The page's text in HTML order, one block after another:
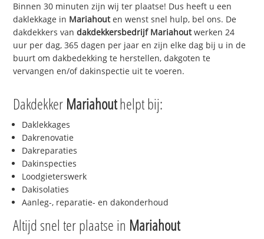
Binnen 30 minuten zijn wij ter plaatse! Dus heeft u een
daklekkage in Mariahouten wenst snel hulp, bel ons. De
dakdekkers vandakdekkersbedrijf Mariahout werken 24
uur per dag, 365 dagen per jaar en zijn elke dag bij u in de
buurt om dakbedekking te herstellen, dakgoten te
vervangen en/of dakinspectie uit te voeren.
Dakdekker Mariahouthelpt bij:
Daklekkages
Dakrenovatie
Dakreparaties
Dakinspecties
Loodgieterswerk
Dakisolaties
Aanleg-, reparatie- en dakonderhoud
Altijd snel ter plaatse in Mariahout